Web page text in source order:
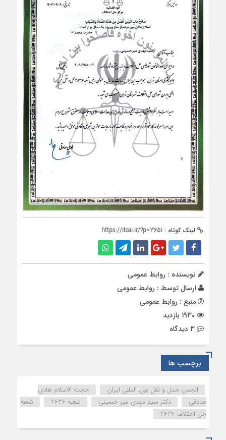
لینک کوتاه : https://itcai.ir/?p=3651
نویسنده : روابط عمومی
ارسال توسط : روابط عمومی
منبع : روابط عمومی
3 دیدگاه
برچسب ها
انجمن حمل و نقل بین المللی ایران
حجت الاسلام هادی
صادقی
دکتر سید مهدی میر حسینی شعبه 2636
شعبه
حل اختلاف 2636